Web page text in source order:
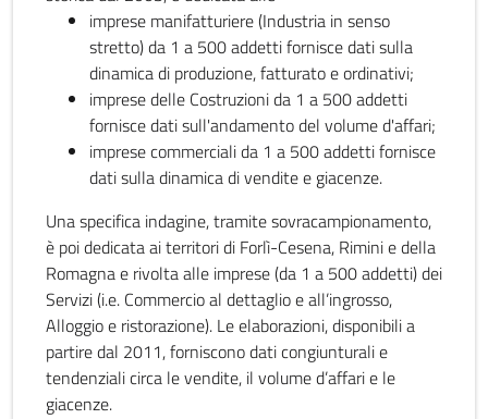
imprese manifatturiere (Industria in senso
stretto) da 1 a 500 addetti fornisce dati sulla
dinamica di produzione, fatturato e ordinativi;
imprese delle Costruzioni da 1 a 500 addetti
fornisce dati sull'andamento del volume d'affari;
imprese commerciali da 1 a 500 addetti fornisce
dati sulla dinamica di vendite e giacenze.
Una specifica indagine, tramite sovracampionamento,
è poi dedicata ai territori di Forlì-Cesena, Rimini e della
Romagna e rivolta alle imprese (da 1 a 500 addetti) dei
Servizi (i.e. Commercio al dettaglio e all’ingrosso,
Alloggio e ristorazione). Le elaborazioni, disponibili a
partire dal 2011, forniscono dati congiunturali e
tendenziali circa le vendite, il volume d’affari e le
giacenze.